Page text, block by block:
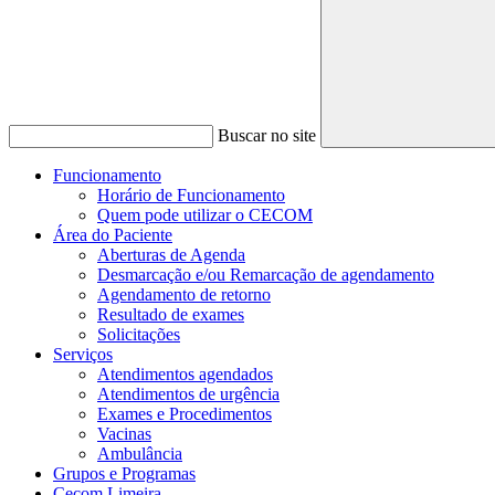
Buscar no site
Funcionamento
Horário de Funcionamento
Quem pode utilizar o CECOM
Área do Paciente
Aberturas de Agenda
Desmarcação e/ou Remarcação de agendamento
Agendamento de retorno
Resultado de exames
Solicitações
Serviços
Atendimentos agendados
Atendimentos de urgência
Exames e Procedimentos
Vacinas
Ambulância
Grupos e Programas